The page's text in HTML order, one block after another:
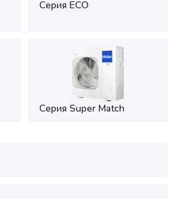
Серия ECO
Серия Super Match